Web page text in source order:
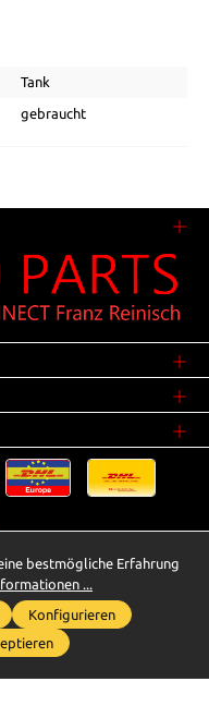
Tank
gebraucht
zzgl.Versandkosten
ab 25,00 Euro Warenwert.
gem. § 25a UStG
Ein gesonderter Ausweis der
Gegenständen
Whatsapp für Anfragen
bestmögliche Erfahrung
...
Konfigurieren